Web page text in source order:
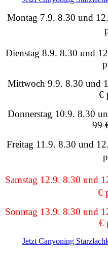
Montag 7.9. 8.30 und
Dienstag 8.9. 8.30 und
Mittwoch 9.9. 8.30 und
€
Donnerstag 10.9. 8.30
99
Freitag 11.9. 8.30 und
Samstag 12.9. 8.30 und
€
Sonntag 13.9. 8.30 und
€
Jetzt Canyoning